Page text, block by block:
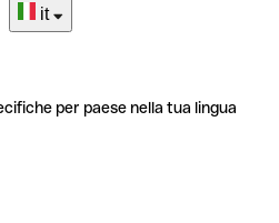
it
per paese nella tua lingua